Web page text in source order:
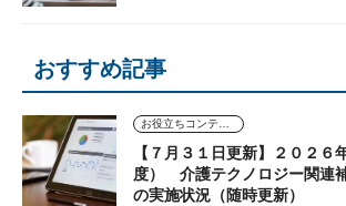
おすすめ記事
お役立ちコンテンツ
【７月３１日更新】２０２６
度） 介護テクノロジー関連
の実施状況（随時更新）